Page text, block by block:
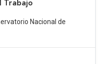
Trabajo
Nacional de